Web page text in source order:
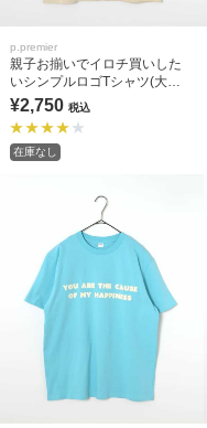
p.premier
親子お揃いでイロチ買いした
いシンプルロゴTシャツ(大人)
全9色 リンク
¥2,750 税込
在庫なし